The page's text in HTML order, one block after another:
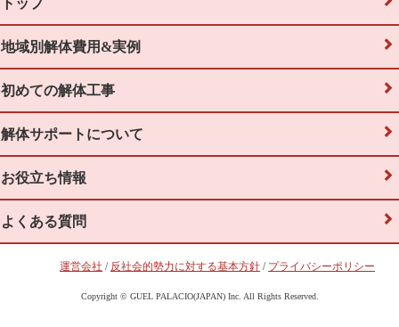
トップ
地域別解体費用&実例
初めての解体工事
解体サポートについて
お役立ち情報
よくある質問
運営会社 / 反社会的勢力に対する基本方針 / プライバシーポリシー
Copyright © GUEL PALACIO(JAPAN) Inc. All Rights Reserved.